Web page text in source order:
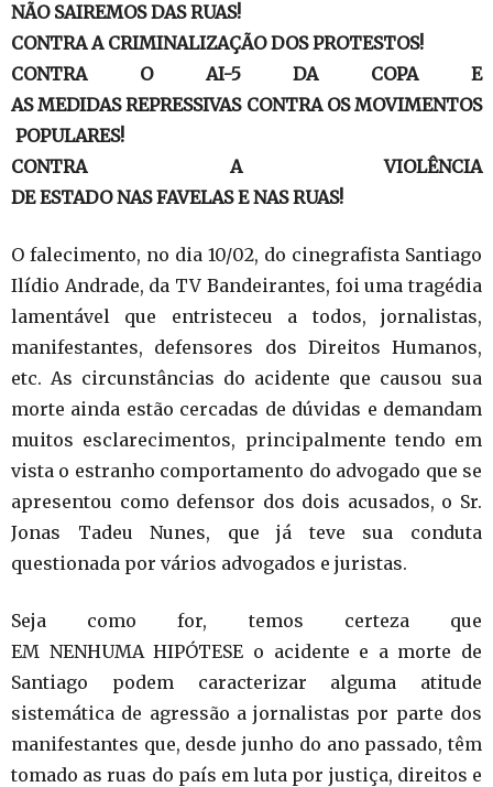
NÃO SAIREMOS DAS RUAS!
CONTRA A CRIMINALIZAÇÃO DOS PROTESTOS!
CONTRA O AI-5 DA COPA E
AS MEDIDAS REPRESSIVAS CONTRA OS MOVIMENTOS
POPULARES!
CONTRA A VIOLÊNCIA
DE ESTADO NAS FAVELAS E NAS RUAS!
O falecimento, no dia 10/02, do cinegrafista Santiago
Ilídio Andrade, da TV Bandeirantes, foi uma tragédia
lamentável que entristeceu a todos, jornalistas,
manifestantes, defensores dos Direitos Humanos,
etc. As circunstâncias do acidente que causou sua
morte ainda estão cercadas de dúvidas e demandam
muitos esclarecimentos, principalmente tendo em
vista o estranho comportamento do advogado que se
apresentou como defensor dos dois acusados, o Sr.
Jonas Tadeu Nunes, que já teve sua conduta
questionada por vários advogados e juristas.
Seja como for, temos certeza que
EM NENHUMA HIPÓTESE o acidente e a morte de
Santiago podem caracterizar alguma atitude
sistemática de agressão a jornalistas por parte dos
manifestantes que, desde junho do ano passado, têm
tomado as ruas do país em luta por justiça, direitos e